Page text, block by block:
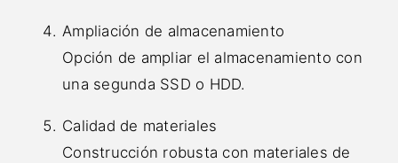
Ampliación de almacenamiento
Opción de ampliar el almacenamiento con
una segunda SSD o HDD.
Calidad de materiales
Construcción robusta con materiales de